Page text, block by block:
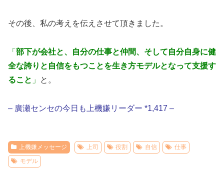
その後、私の考えを伝えさせて頂きました。
「 部下が会社と、自分の仕事と仲間、そして自分自身に健
全な誇りと自信をもつことを生き方モデルとなって支援す
ること 」 と。
– 廣瀬センセの今日も上機嫌リーダー *1,417 –
上機嫌メッセージ 上司 役割 自信
仕事
モデル